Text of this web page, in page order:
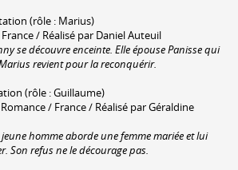
(rôle : Marius)
/ Réalisé par Daniel Auteuil
se découvre enceinte. Elle épouse Panisse qui
revient pour la reconquérir.
(rôle : Guillaume)
/ France / Réalisé par Géraldine
homme aborde une femme mariée et lui
Son refus ne le décourage pas.